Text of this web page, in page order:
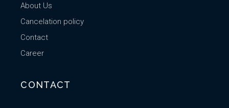
About Us
Cancelation policy
Contact
Career
CONTACT